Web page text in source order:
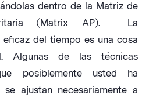
dentro de la Matriz de
(Matrix AP). La
eficaz del tiempo es una cosa
Algunas de las técnicas
posiblemente usted ha
se ajustan necesariamente a